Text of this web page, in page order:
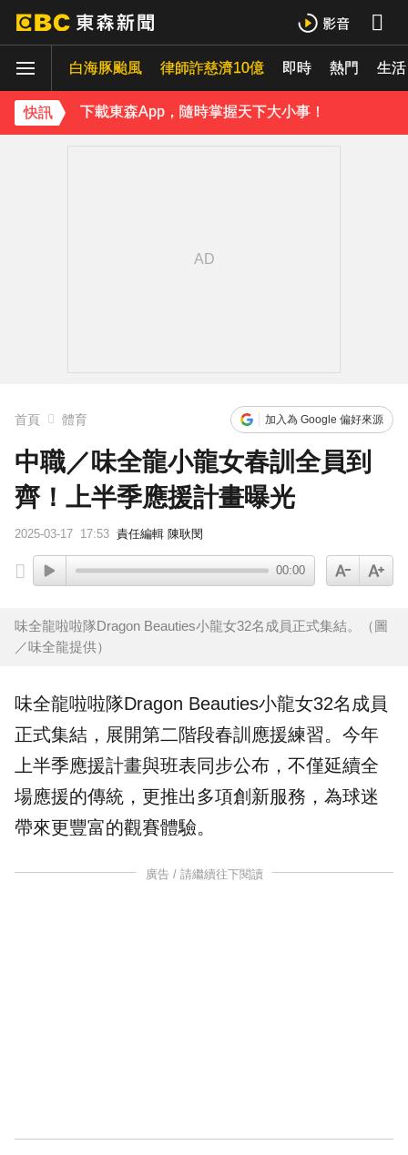
白海豚颱風 律師詐慈濟10億 即時 熱門 生活
快訊
下載東森App，隨時掌握天下大小事！
首頁 體育 加入為 Google 偏好來源
中職／味全龍小龍女春訓全員到
齊！上半季應援計畫曝光
2025-03-17 17:53 責任編輯 陳耿閔
00:00
味全龍啦啦隊Dragon Beauties小龍女32名成員正式集結。（圖
／味全龍提供）
味全龍啦啦隊Dragon Beauties小龍女32名成員
正式集結，展開第二階段春訓 應援練習。今年
上半季應援計畫與班表同步公布，不僅延續全
場應援的傳統，更推出多項創新服務，為球迷
帶來更豐富的觀賽體驗。
廣告 / 請繼續往下閱讀